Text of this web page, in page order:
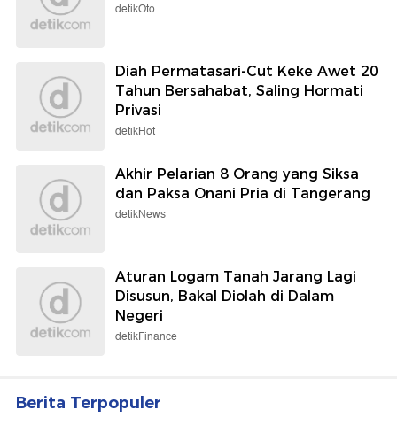
detikOto
Diah Permatasari-Cut Keke Awet 20
Tahun Bersahabat, Saling Hormati
Privasi
detikHot
Akhir Pelarian 8 Orang yang Siksa
dan Paksa Onani Pria di Tangerang
detikNews
Aturan Logam Tanah Jarang Lagi
Disusun, Bakal Diolah di Dalam
Negeri
detikFinance
Berita Terpopuler